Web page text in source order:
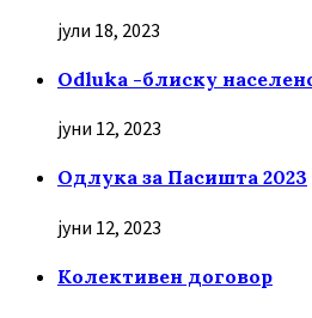
јули 18, 2023
Odluka -блиску
јуни 12, 2023
Oдлука за Пасишта 2023
јуни 12, 2023
Колективен договор